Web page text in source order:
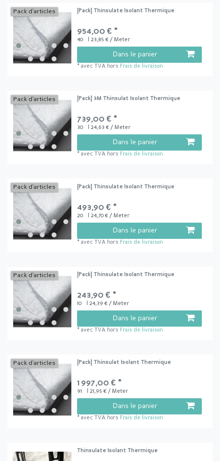
Pack d’articles [Pack] Thinsulate Isolant Thermique
954,00 € *
40 | 23,85 € / Meter
Dans le panier
*avec TVA hors Frais de livraison
Pack d’articles [Pack] 3M Thinsulat Isolant Thermique
739,00 € *
30 | 24,63 € / Meter
Dans le panier
*avec TVA hors Frais de livraison
Pack d’articles [Pack] Thinsulate Isolant Thermique
493,90 € *
20 | 24,70 € / Meter
Dans le panier
*avec TVA hors Frais de livraison
Pack d’articles [Pack] Thinsulate Isolant Thermique
243,90 € *
10 | 24,39 € / Meter
Dans le panier
*avec TVA hors Frais de livraison
Pack d’articles [Pack] Thinsulat Isolant Thermique
1 997,00 € *
91 | 21,95 € / Meter
Dans le panier
*avec TVA hors Frais de livraison
Thinsulate Isolant Thermique